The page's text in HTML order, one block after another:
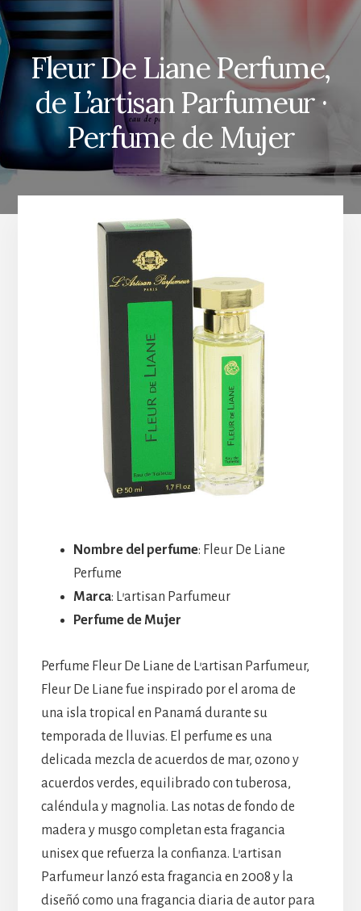
Fleur De Liane Perfume,
de L’artisan Parfumeur ·
Perfume de Mujer
Nombre del perfume: Fleur De Liane
Perfume
Marca: L’artisan Parfumeur
Perfume de Mujer
Perfume Fleur De Liane de L’artisan Parfumeur,
Fleur De Liane fue inspirado por el aroma de
una isla tropical en Panamá durante su
temporada de lluvias. El perfume es una
delicada mezcla de acuerdos de mar, ozono y
acuerdos verdes, equilibrado con tuberosa,
caléndula y magnolia. Las notas de fondo de
madera y musgo completan esta fragancia
unisex que refuerza la confianza. L’artisan
Parfumeur lanzó esta fragancia en 2008 y la
diseñó como una fragancia diaria de autor para